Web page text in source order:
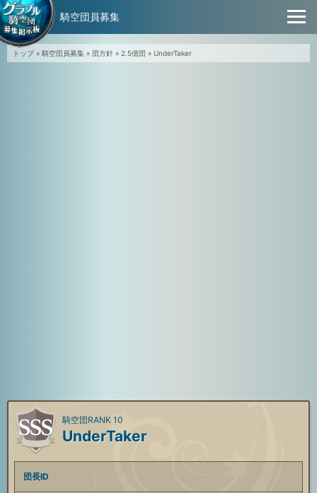
トップ» 騎空団員募集 » 団方針 » 2.5億団 » UnderTaker
UnderTaker
騎空団RANK 10
団長ID
騎空団員募集